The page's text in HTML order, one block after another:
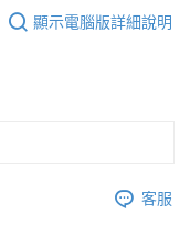
顯示電腦版詳細說明
客服